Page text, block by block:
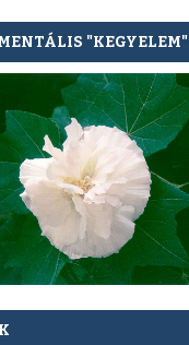
"KEGYELEM"